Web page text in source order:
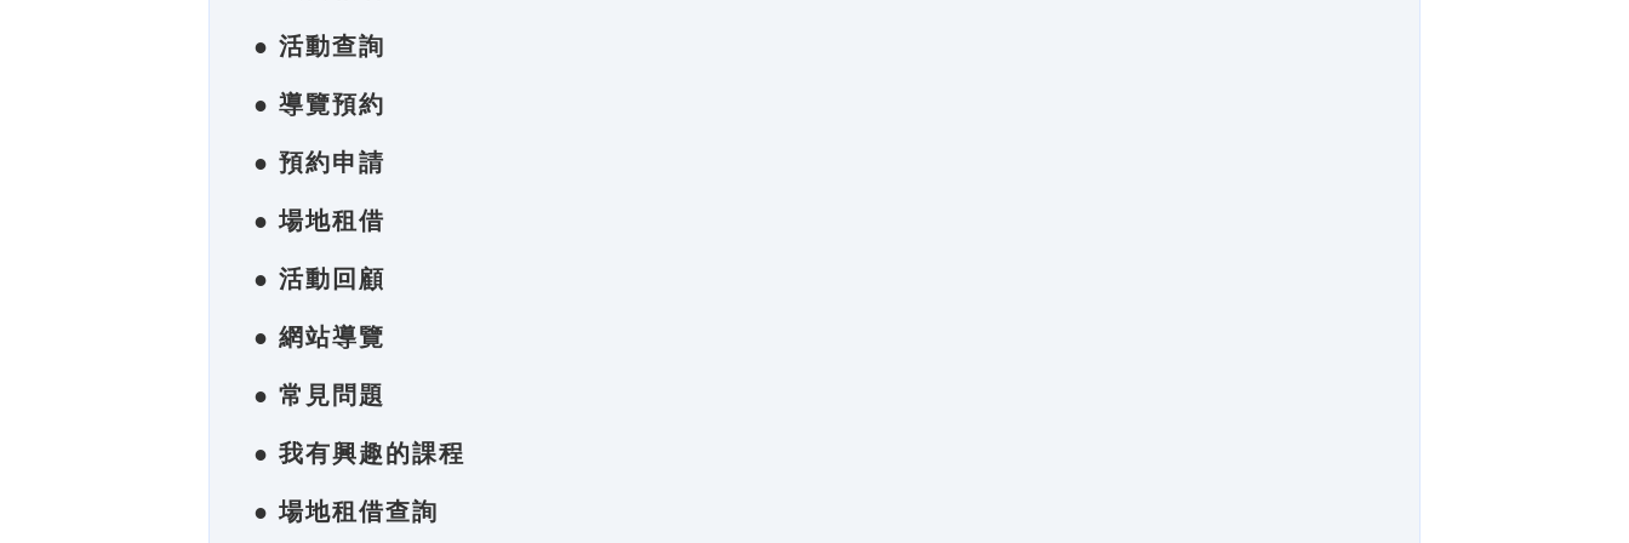
● 活動查詢
● 導覽預約
● 預約申請
● 場地租借
● 活動回顧
● 網站導覽
● 常見問題
● 我有興趣的課程
● 場地租借查詢